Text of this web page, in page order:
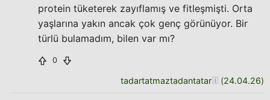
protein tüketerek zayıflamış ve fitleşmişti. Orta
yaşlarına yakın ancak çok genç görünüyor. Bir
türlü bulamadım, bilen var mı?
0
tadartatmaztadantatar (24.04.26)